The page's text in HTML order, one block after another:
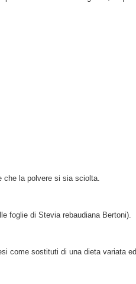
che la polvere si sia sciolta.
foglie di Stevia rebaudiana Bertoni).
come sostituti di una dieta variata